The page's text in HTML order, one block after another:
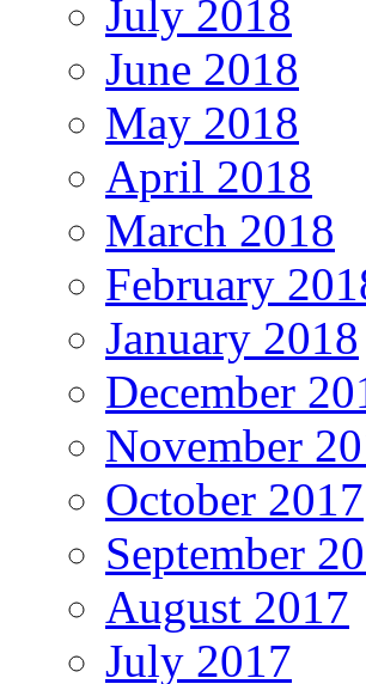
July 2018
June 2018
May 2018
April 2018
March 2018
February
January 2018
December
November
October 2017
September
August 2017
July 2017